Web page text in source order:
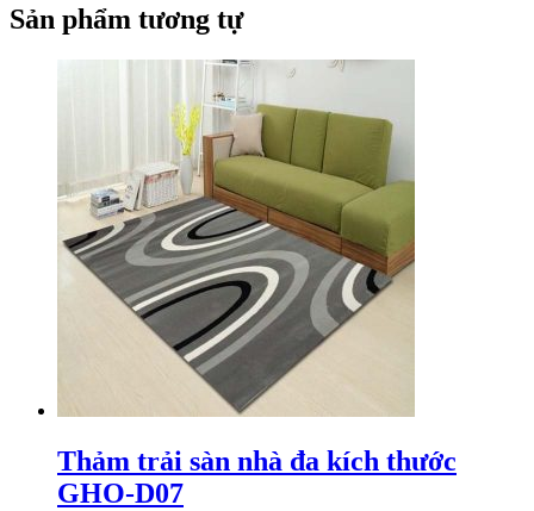
Sản phẩm tương tự
Thảm trải sàn nhà đa kích thước
GHO-D07